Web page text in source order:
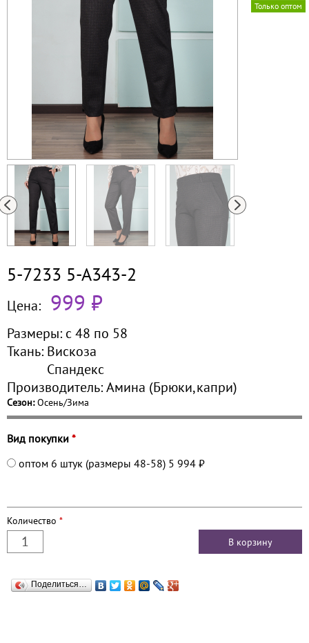
Только оптом
5-7233 5-А343-2
Цена: 999 ₽
Размеры: с 48 по 58
Ткань: Вискоза
Спандекс
Производитель:Амина (Брюки,капри)
Сезон:Осень/Зима
Вид покупки *
оптом 6 штук (размеры 48-58) 5 994 ₽
Количество *
Поделиться…